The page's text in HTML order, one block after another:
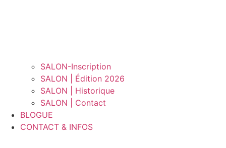
SALON-Inscription
SALON | Édition 2026
SALON | Historique
SALON | Contact
BLOGUE
CONTACT & INFOS